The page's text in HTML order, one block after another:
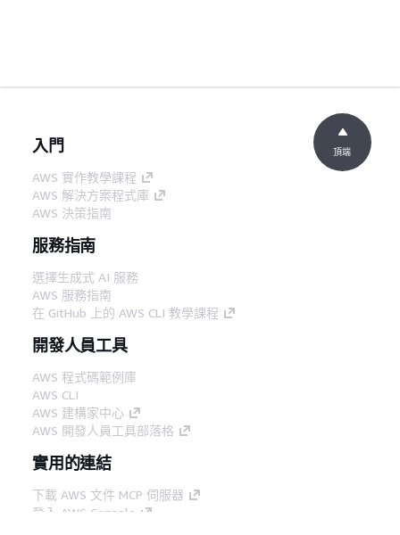
入門
AWS 實作教學課程
AWS 解決方案程式庫
AWS 決策指南
服務指南
選擇生成式 AI 服務
AWS 服務指南
在 GitHub 上的 AWS CLI 教學課程
開發人員工具
AWS 程式碼範例庫
AWS CLI
AWS 建構家中心
AWS 開發人員工具部落格
實用的連結
下載 AWS 文件 MCP 伺服器
登入 AWS Console
頂端